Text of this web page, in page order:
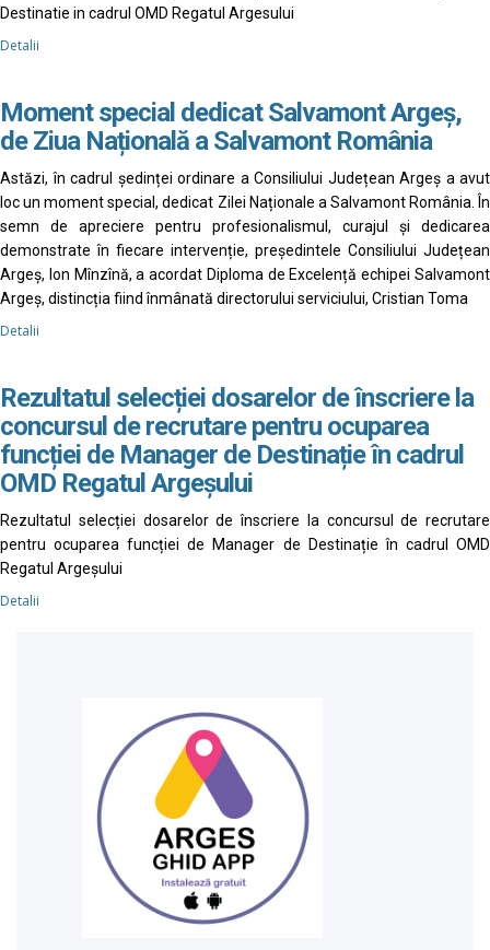
Destinatie in cadrul OMD Regatul Argesului
Detalii
Moment special dedicat Salvamont Argeș,
de Ziua Națională a Salvamont România
Astăzi, în cadrul ședinței ordinare a Consiliului Județean Argeș a avut
loc un moment special, dedicat Zilei Naționale a Salvamont România. În
semn de apreciere pentru profesionalismul, curajul și dedicarea
demonstrate în fiecare intervenție, președintele Consiliului Județean
Argeș, Ion Mînzînă, a acordat Diploma de Excelență echipei Salvamont
Argeș, distincția fiind înmânată directorului serviciului, Cristian Toma
Detalii
Rezultatul selecției dosarelor de înscriere la
concursul de recrutare pentru ocuparea
funcției de Manager de Destinație în cadrul
OMD Regatul Argeșului
Rezultatul selecției dosarelor de înscriere la concursul de recrutare
pentru ocuparea funcției de Manager de Destinație în cadrul OMD
Regatul Argeșului
Detalii